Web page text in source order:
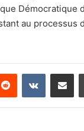
au processus
Reddit VKontakte
Share